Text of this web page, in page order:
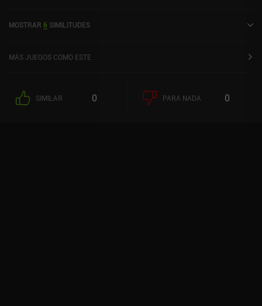
MOSTRAR 6 SIMILITUDES
MÁS JUEGOS COMO ESTE
SIMILAR 0 PARA NADA 0